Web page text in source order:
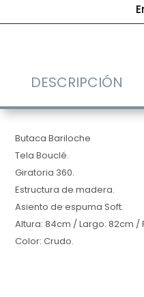
DESCRIPCIÓN
Butaca Bariloche
Tela Bouclé.
Giratoria 360.
Estructura de madera.
Asiento de espuma Soft.
Altura: 84cm / Largo: 82cm
Color: Crudo.